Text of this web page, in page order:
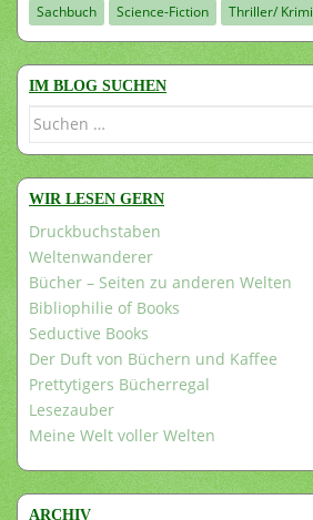
Sachbuch
Science-Fiction Thriller/ Krimi
IM BLOG SUCHEN
Suchen
WIR LESEN GERN
Druckbuchstaben
Weltenwanderer
Bücher – Seiten zu anderen Welten
Bibliophilie of Books
Seductive Books
Der Duft von Büchern und Kaffee
Prettytigers Bücherregal
Lesezauber
Meine Welt voller Welten
ARCHIV